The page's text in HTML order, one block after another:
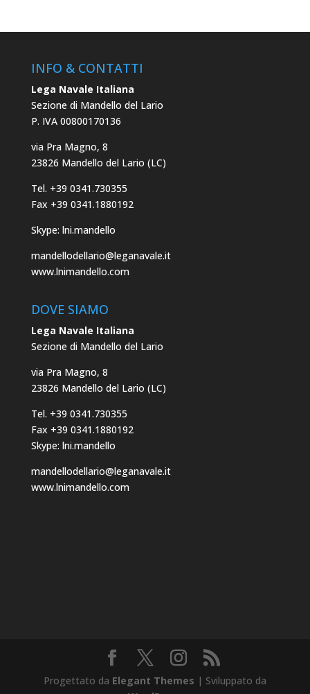
INFO & CONTATTI
Lega Navale Italiana
Sezione di Mandello del Lario
P. IVA 00800170136
via Pra Magno, 8
23826 Mandello del Lario (LC)
Tel. +39 0341.730355
Fax +39 0341.1880192
Skype: lni.mandello
mandellodellario@leganavale.it
www.lnimandello.com
DOVE SIAMO
Lega Navale Italiana
Sezione di Mandello del Lario
via Pra Magno, 8
23826 Mandello del Lario (LC)
Tel. +39 0341.730355
Fax +39 0341.1880192
Skype: lni.mandello
mandellodellario@leganavale.it
www.lnimandello.com
Progettato da Elegant Themes | Sviluppato da